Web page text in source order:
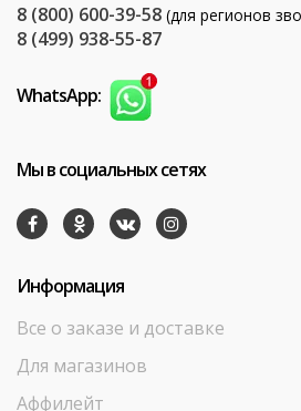
8 (800) 600-39-58 (для регионов
8 (499) 938-55-87
WhatsApp:
Мы в социальных сетях
Информация
Все о заказе и доставке
Для магазинов
Аффилейт